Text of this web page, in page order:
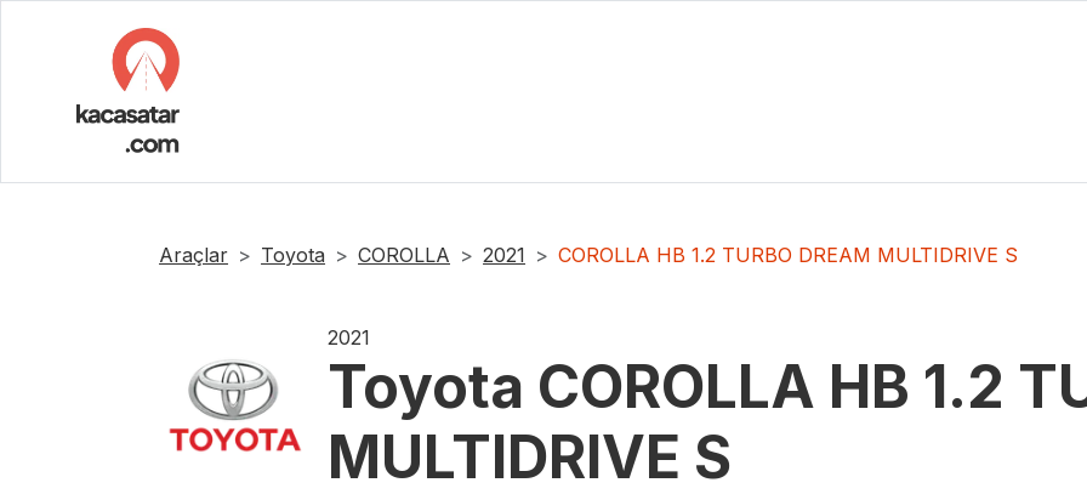
Araçlar Toyota COROLLA 2021 COROLLA HB 1.2 TURBO DREAM MULTIDRIVE S
2021
Toyota COROLLA HB 1.2
MULTIDRIVE S